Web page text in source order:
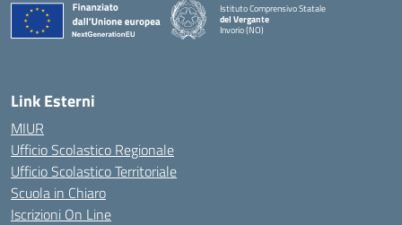
Istituto Comprensivo Statale
del Vergante
Invorio (NO)
Link Esterni
MIUR
Ufficio Scolastico Regionale
Ufficio Scolastico Territoriale
Scuola in Chiaro
Iscrizioni On Line